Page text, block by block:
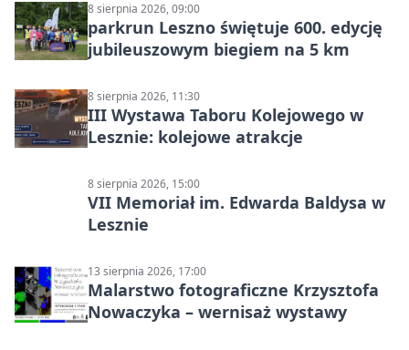
8 sierpnia 2026, 09:00
parkrun Leszno świętuje 600. edycję
jubileuszowym biegiem na 5 km
8 sierpnia 2026, 11:30
III Wystawa Taboru Kolejowego w
Lesznie: kolejowe atrakcje
8 sierpnia 2026, 15:00
VII Memoriał im. Edwarda Baldysa w
Lesznie
13 sierpnia 2026, 17:00
Malarstwo fotograficzne Krzysztofa
Nowaczyka – wernisaż wystawy